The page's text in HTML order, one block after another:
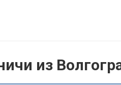
из